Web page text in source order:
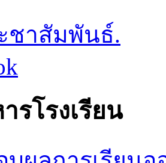
ชาสัมพันธ์.
รโรงเรียน